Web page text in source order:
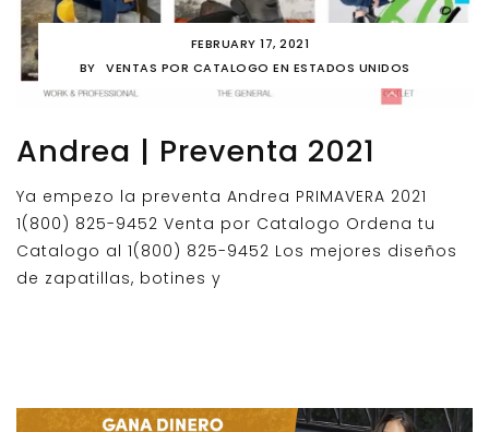
FEBRUARY 17, 2021
BY
VENTAS POR CATALOGO EN ESTADOS UNIDOS
Andrea | Preventa 2021
Ya empezo la preventa Andrea PRIMAVERA 2021
1(800) 825-9452 Venta por Catalogo Ordena tu
Catalogo al 1(800) 825-9452 Los mejores diseños
de zapatillas, botines y